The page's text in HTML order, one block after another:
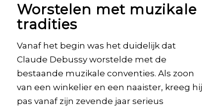
Worstelen met muzikale
tradities
Vanaf het begin was het duidelijk dat
Claude Debussy worstelde met de
bestaande muzikale conventies. Als zoon
van een winkelier en een naaister, kreeg hij
pas vanaf zijn zevende jaar serieus